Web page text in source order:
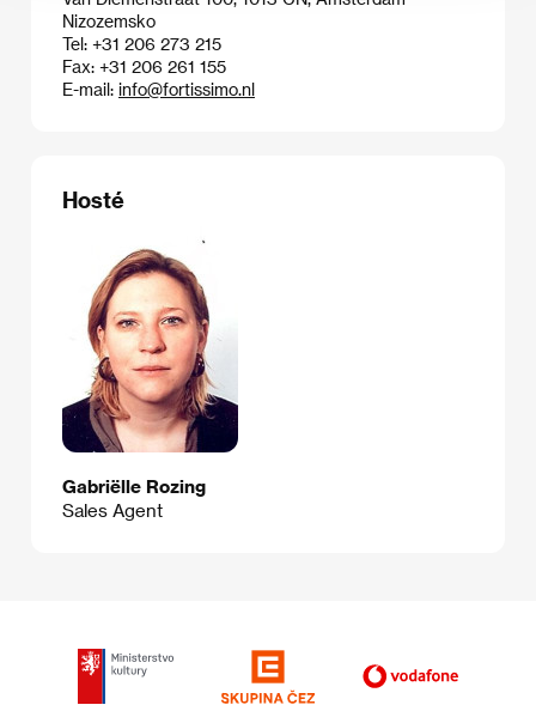
Nizozemsko
Tel: +31 206 273 215
Fax: +31 206 261 155
E-mail: info@fortissimo.nl
Hosté
Gabriëlle Rozing
Sales Agent